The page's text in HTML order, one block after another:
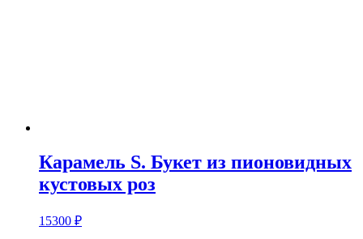
Карамель S. Букет из пионовидных
кустовых роз
15300 ₽